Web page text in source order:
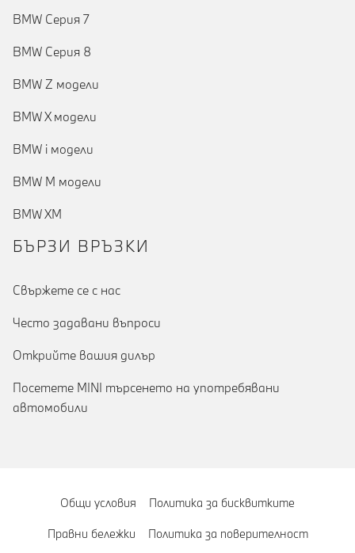
BMW Серия 7
BMW Серия 8
BMW Z модели
BMW X модели
BMW i модели
BMW M модели
BMW XM
БЪРЗИ ВРЪЗКИ
Cвържете се с нас
Често задавани въпроси
Открийте вашия дилър
Посетете MINI търсенето на употребявани
автомобили
Общи условия Политика за бисквитките
Правни бележки Политика за поверителност